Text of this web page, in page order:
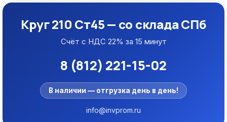
Круг 210 Ст45 — со склада СПб
Счёт с НДС 22% за 15 минут
8 (812) 221-15-02
В наличии — отгрузка день в день!
info@invprom.ru